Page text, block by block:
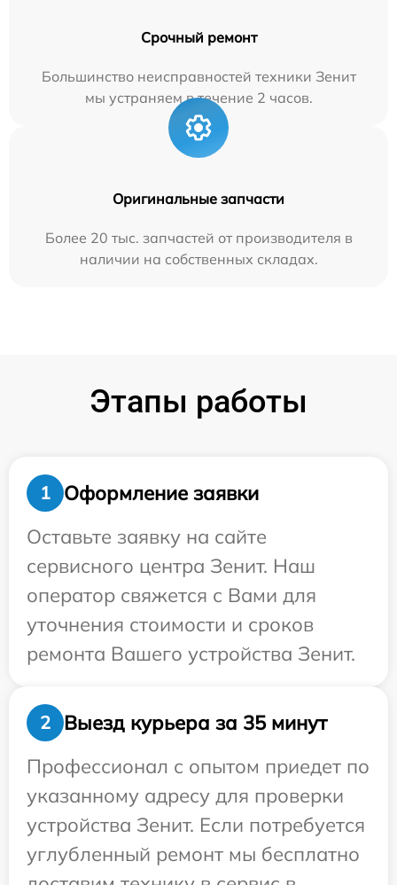
Срочный ремонт
Большинство неисправностей техники Зенит
мы устраняем в течение 2 часов.
Оригинальные запчасти
Более 20 тыс. запчастей от производителя в
наличии на собственных складах.
Этапы работы
1
Оформление заявки
Оставьте заявку на сайте
сервисного центра Зенит. Наш
оператор свяжется с Вами для
уточнения стоимости и сроков
ремонта Вашего устройства Зенит.
2
Выезд курьера за 35 минут
Профессионал с опытом приедет по
указанному адресу для проверки
устройства Зенит. Если потребуется
углубленный ремонт мы бесплатно